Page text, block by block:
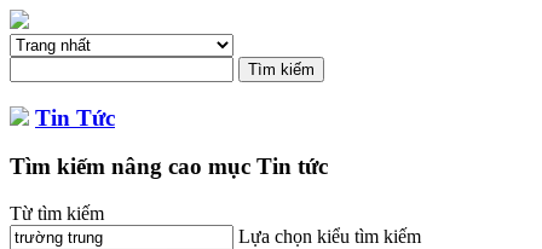
Tin Tức
Tìm kiếm nâng cao mục Tin tức
Từ tìm kiếm
Lựa chọn kiểu tìm kiếm